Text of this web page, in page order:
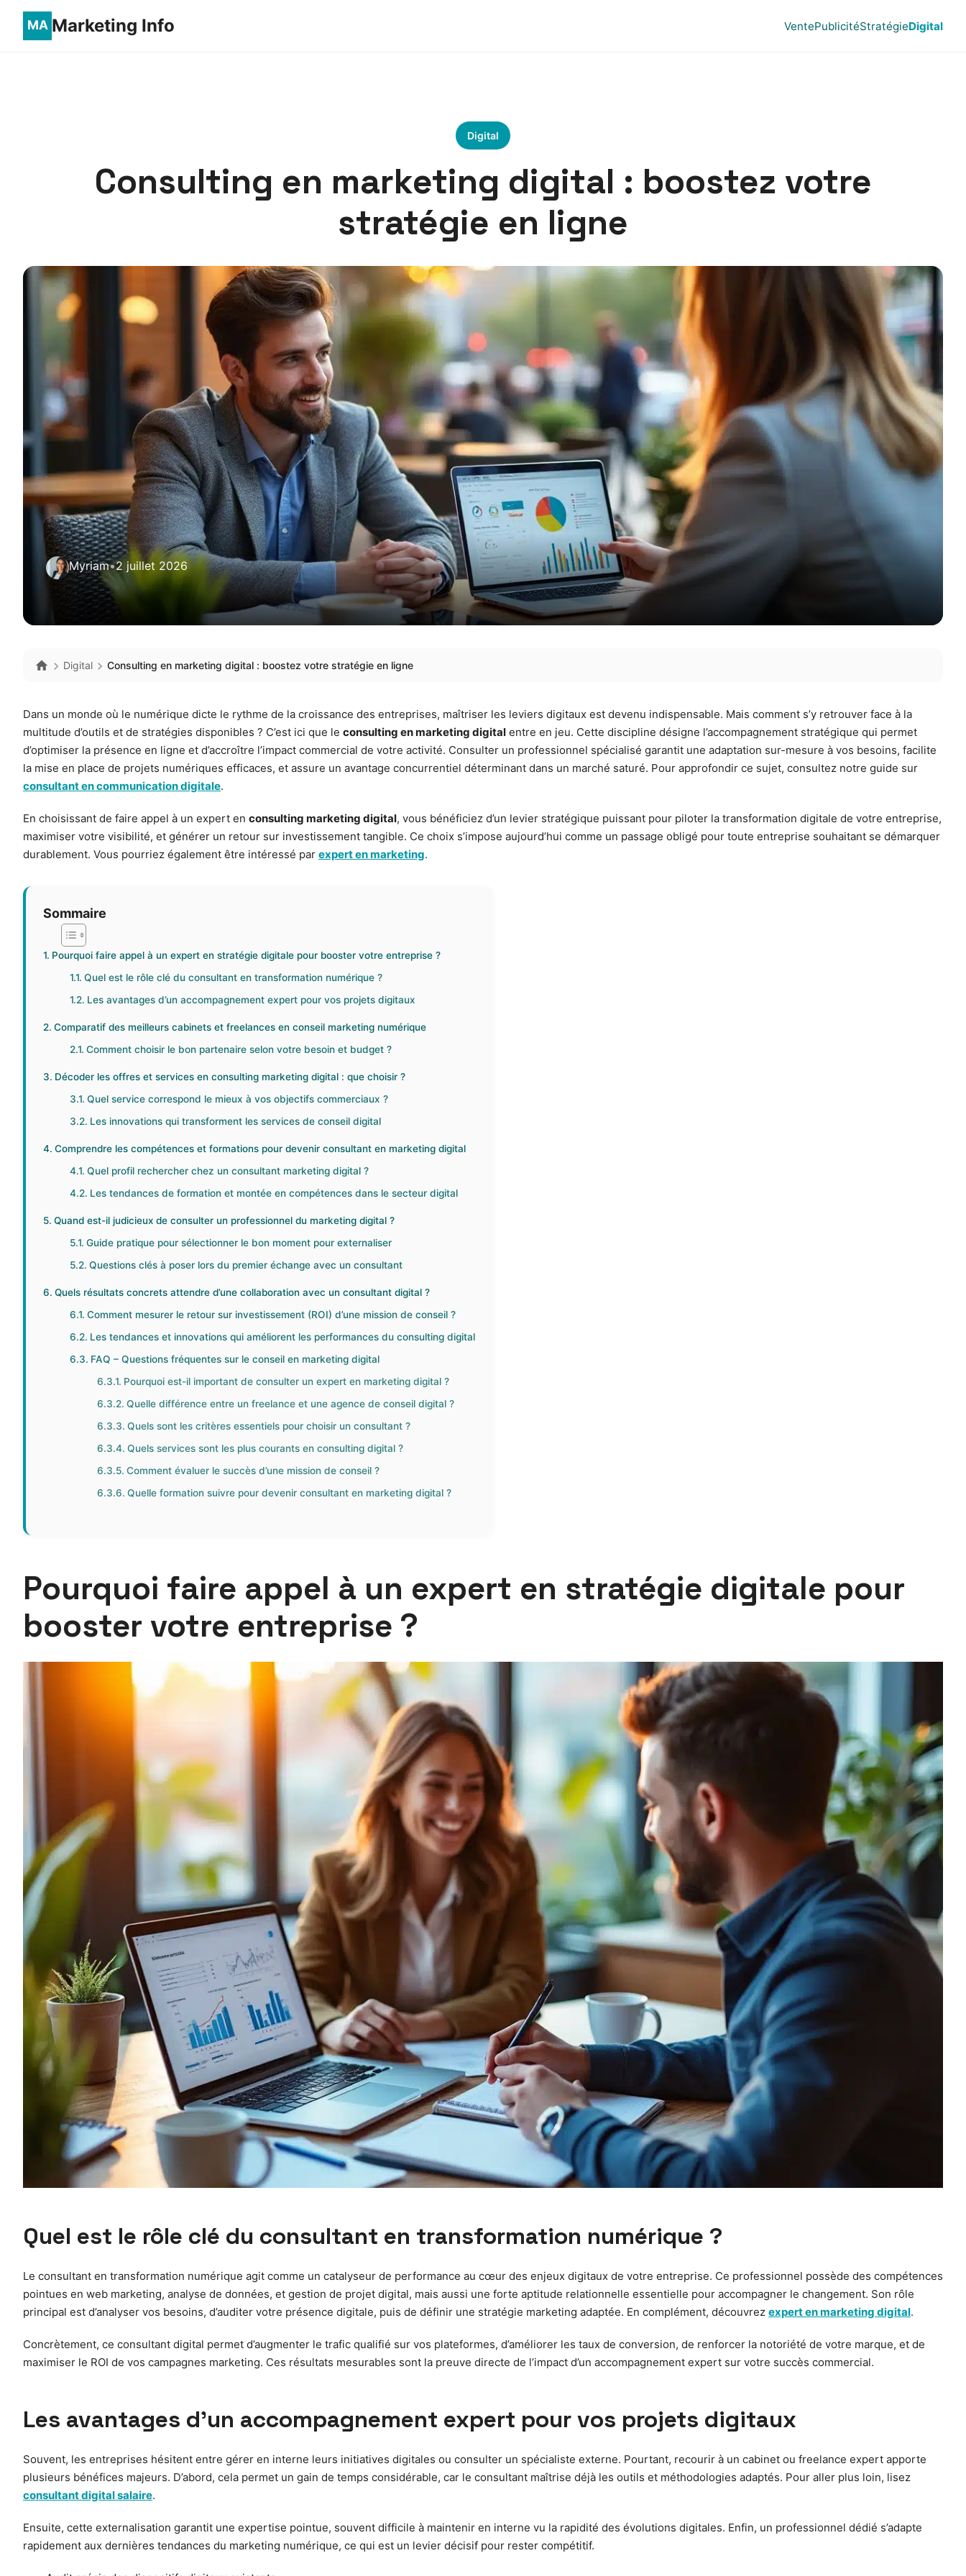
Marketing Info VentePublicitéStratégieDigital
Digital
Consulting en marketing digital : boostez votre
stratégie en ligne
Myriam•2 juillet 2026
Digital Consulting en marketing digital : boostez votre stratégie en ligne
Dans un monde où le numérique dicte le rythme de la croissance des entreprises, maîtriser les leviers digitaux est devenu indispensable. Mais comment s’y retrouver face à la
multitude d’outils et de stratégies disponibles ? C’est ici que le consulting en marketing digital entre en jeu. Cette discipline désigne l’accompagnement stratégique qui permet
d’optimiser la présence en ligne et d’accroître l’impact commercial de votre activité. Consulter un professionnel spécialisé garantit une adaptation sur-mesure à vos besoins, facilite
la mise en place de projets numériques efficaces, et assure un avantage concurrentiel déterminant dans un marché saturé. Pour approfondir ce sujet, consultez notre guide sur
consultant en communication digitale.
En choisissant de faire appel à un expert en consulting marketing digital, vous bénéficiez d’un levier stratégique puissant pour piloter la transformation digitale de votre entreprise,
maximiser votre visibilité, et générer un retour sur investissement tangible. Ce choix s’impose aujourd’hui comme un passage obligé pour toute entreprise souhaitant se démarquer
durablement. Vous pourriez également être intéressé par expert en marketing.
Sommaire
Pourquoi faire appel à un expert en stratégie digitale pour booster votre entreprise ?
Quel est le rôle clé du consultant en transformation numérique ?
Les avantages d’un accompagnement expert pour vos projets digitaux
Comparatif des meilleurs cabinets et freelances en conseil marketing numérique
Comment choisir le bon partenaire selon votre besoin et budget ?
Décoder les offres et services en consulting marketing digital : que choisir ?
Quel service correspond le mieux à vos objectifs commerciaux ?
Les innovations qui transforment les services de conseil digital
Comprendre les compétences et formations pour devenir consultant en marketing digital
Quel profil rechercher chez un consultant marketing digital ?
Les tendances de formation et montée en compétences dans le secteur digital
Quand est-il judicieux de consulter un professionnel du marketing digital ?
Guide pratique pour sélectionner le bon moment pour externaliser
Questions clés à poser lors du premier échange avec un consultant
Quels résultats concrets attendre d’une collaboration avec un consultant digital ?
Comment mesurer le retour sur investissement (ROI) d’une mission de conseil ?
Les tendances et innovations qui améliorent les performances du consulting digital
FAQ – Questions fréquentes sur le conseil en marketing digital
Pourquoi est-il important de consulter un expert en marketing digital ?
Quelle différence entre un freelance et une agence de conseil digital ?
Quels sont les critères essentiels pour choisir un consultant ?
Quels services sont les plus courants en consulting digital ?
Comment évaluer le succès d’une mission de conseil ?
Quelle formation suivre pour devenir consultant en marketing digital ?
Pourquoi faire appel à un expert en stratégie digitale pour
booster votre entreprise ?
Quel est le rôle clé du consultant en transformation numérique ?
Le consultant en transformation numérique agit comme un catalyseur de performance au cœur des enjeux digitaux de votre entreprise. Ce professionnel possède des compétences
pointues en web marketing, analyse de données, et gestion de projet digital, mais aussi une forte aptitude relationnelle essentielle pour accompagner le changement. Son rôle
principal est d’analyser vos besoins, d’auditer votre présence digitale, puis de définir une stratégie marketing adaptée. En complément, découvrez expert en marketing digital.
Concrètement, ce consultant digital permet d’augmenter le trafic qualifié sur vos plateformes, d’améliorer les taux de conversion, de renforcer la notoriété de votre marque, et de
maximiser le ROI de vos campagnes marketing. Ces résultats mesurables sont la preuve directe de l’impact d’un accompagnement expert sur votre succès commercial.
Les avantages d’un accompagnement expert pour vos projets digitaux
Souvent, les entreprises hésitent entre gérer en interne leurs initiatives digitales ou consulter un spécialiste externe. Pourtant, recourir à un cabinet ou freelance expert apporte
plusieurs bénéfices majeurs. D’abord, cela permet un gain de temps considérable, car le consultant maîtrise déjà les outils et méthodologies adaptés. Pour aller plus loin, lisez
consultant digital salaire.
Ensuite, cette externalisation garantit une expertise pointue, souvent difficile à maintenir en interne vu la rapidité des évolutions digitales. Enfin, un professionnel dédié s’adapte
rapidement aux dernières tendances du marketing numérique, ce qui est un levier décisif pour rester compétitif.